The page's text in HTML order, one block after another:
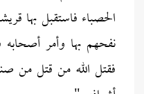
الحصباء فاستقبل بها
نفحهم بها وأمر
فقتل الله من قتل من